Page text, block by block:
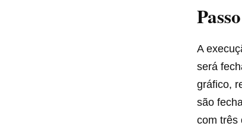
A
será
gráfico,
são
com três